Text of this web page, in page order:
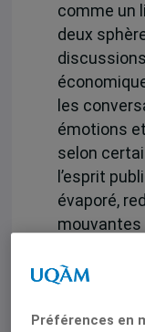
comme un
deux
les
émotions
selon
l’esprit
évaporé,
mouvantes
habits
enquêtes
Préférences en